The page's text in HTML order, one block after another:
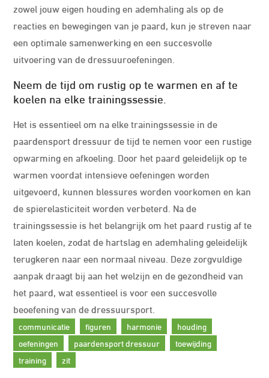
zowel jouw eigen houding en ademhaling als op de
reacties en bewegingen van je paard, kun je streven naar
een optimale samenwerking en een succesvolle
uitvoering van de dressuuroefeningen.
Neem de tijd om rustig op te warmen en af te
koelen na elke trainingssessie.
Het is essentieel om na elke trainingssessie in de
paardensport dressuur de tijd te nemen voor een rustige
opwarming en afkoeling. Door het paard geleidelijk op te
warmen voordat intensieve oefeningen worden
uitgevoerd, kunnen blessures worden voorkomen en kan
de spierelasticiteit worden verbeterd. Na de
trainingssessie is het belangrijk om het paard rustig af te
laten koelen, zodat de hartslag en ademhaling geleidelijk
terugkeren naar een normaal niveau. Deze zorgvuldige
aanpak draagt bij aan het welzijn en de gezondheid van
het paard, wat essentieel is voor een succesvolle
beoefening van de dressuursport.
communicatie figuren harmonie
houding
oefeningen
paardensport dressuur
toewijding
training
zit